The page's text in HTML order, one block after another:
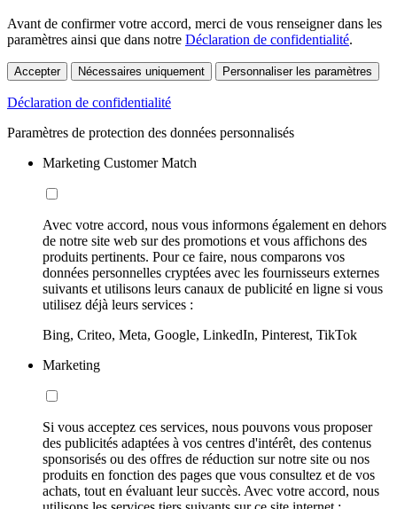
Avant de confirmer votre accord, merci de vous renseigner dans les
paramètres ainsi que dans notre Déclaration de confidentialité.
Accepter Nécessaires uniquement Personnaliser les paramètres
Déclaration de confidentialité
Paramètres de protection des données personnalisés
Marketing Customer Match
Avec votre accord, nous vous informons également en dehors
de notre site web sur des promotions et vous affichons des
produits pertinents. Pour ce faire, nous comparons vos
données personnelles cryptées avec les fournisseurs externes
suivants et utilisons leurs canaux de publicité en ligne si vous
utilisez déjà leurs services :
Bing, Criteo, Meta, Google, LinkedIn, Pinterest, TikTok
Marketing
Si vous acceptez ces services, nous pouvons vous proposer
des publicités adaptées à vos centres d'intérêt, des contenus
sponsorisés ou des offres de réduction sur notre site ou nos
produits en fonction des pages que vous consultez et de vos
achats, tout en évaluant leur succès. Avec votre accord, nous